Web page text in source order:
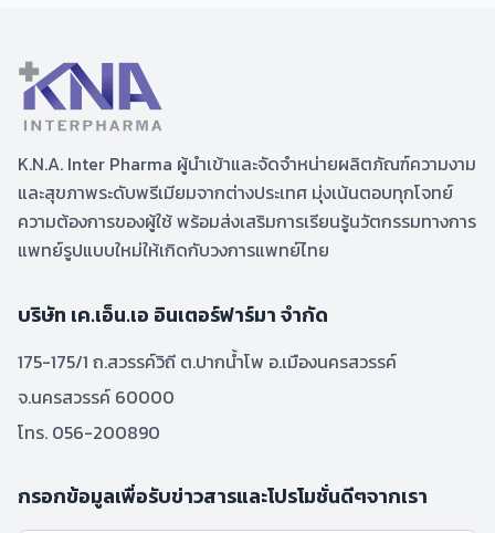
K.N.A. Inter Pharma ผู้นำเข้าและจัดจำหน่ายผลิตภัณฑ์ความงาม
และสุขภาพระดับพรีเมียมจากต่างประเทศ มุ่งเน้นตอบทุกโจทย์
ความต้องการของผู้ใช้ พร้อมส่งเสริมการเรียนรู้นวัตกรรมทางการ
แพทย์รูปแบบใหม่ให้เกิดกับวงการแพทย์ไทย
บริษัท เค.เอ็น.เอ อินเตอร์ฟาร์มา จำกัด
175-175/1 ถ.สวรรค์วิถี ต.ปากน้ำโพ อ.เมืองนครสวรรค์
จ.นครสวรรค์ 60000
โทร. 056-200890
กรอกข้อมูลเพื่อรับข่าวสารและโปรโมชั่นดีๆจากเรา